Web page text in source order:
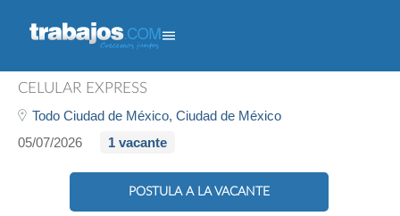
Agente Promotor
CELULAR EXPRESS
Todo Ciudad de México, Ciudad de México
05/07/2026
1 vacante
POSTULA A LA VACANTE